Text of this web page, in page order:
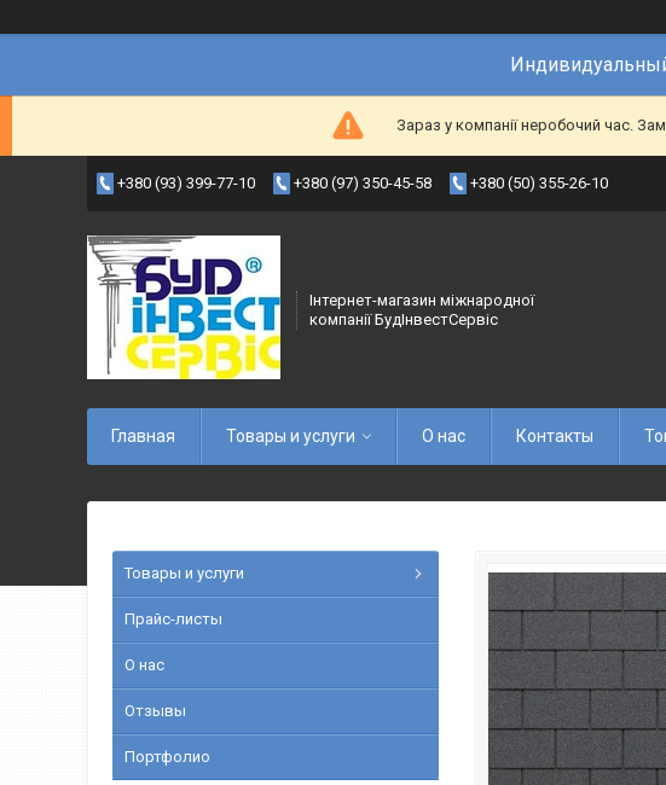
Зараз у компанії неробочий час.
+380 (93) 399-77-10 +380 (97) 350-45-58 +380 (50) 355-26-10
Інтернет-магазин міжнародної
компанії БудІнвестСервіс
Главная Товары и услуги О нас Контакты
Товары и услуги
Прайс-листы
О нас
Отзывы
Портфолио